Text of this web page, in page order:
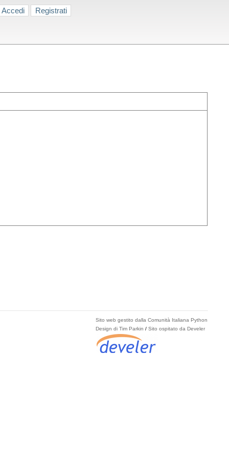
Accedi Registrati
Sito web gestito dalla Comunità Italiana Python
Design di Tim Parkin /Sito ospitato da Develer